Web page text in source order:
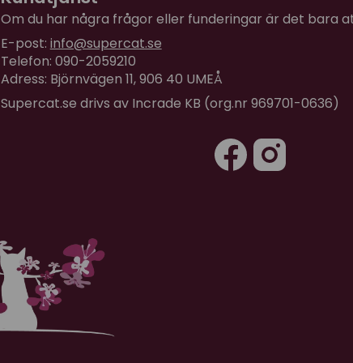
Om du har några frågor eller funderingar är det bara
E-post: info@supercat.se
Telefon: 090-2059210
Adress: Björnvägen 11, 906 40 UMEÅ
Supercat.se drivs av Incrade KB (org.nr 969701-0636)